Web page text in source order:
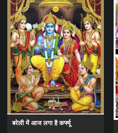
बरेली में आज लगा है कर्फ्यू